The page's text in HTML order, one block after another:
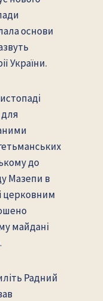
основи
України.
до
Мазепи в
церковним
майдані
Радний